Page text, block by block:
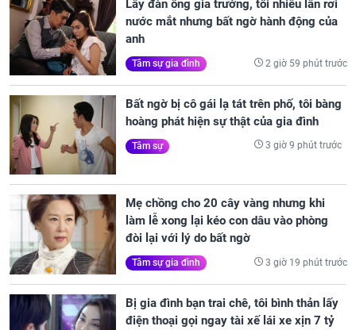
Lấy đàn ông gia trưởng, tôi nhiều lần rơi
nước mắt nhưng bất ngờ hành động của
anh
Tâm sự gia đình 2 giờ 59 phút trước
Bất ngờ bị cô gái lạ tát trên phố, tôi bàng
hoàng phát hiện sự thật của gia đình
Tâm sự 3 giờ 9 phút trước
Mẹ chồng cho 20 cây vàng nhưng khi
làm lễ xong lại kéo con dâu vào phòng
đòi lại với lý do bất ngờ
Tâm sự gia đình 3 giờ 19 phút trước
Bị gia đình bạn trai chê, tôi bình thản lấy
điện thoại gọi ngay tài xế lái xe xịn 7 tỷ